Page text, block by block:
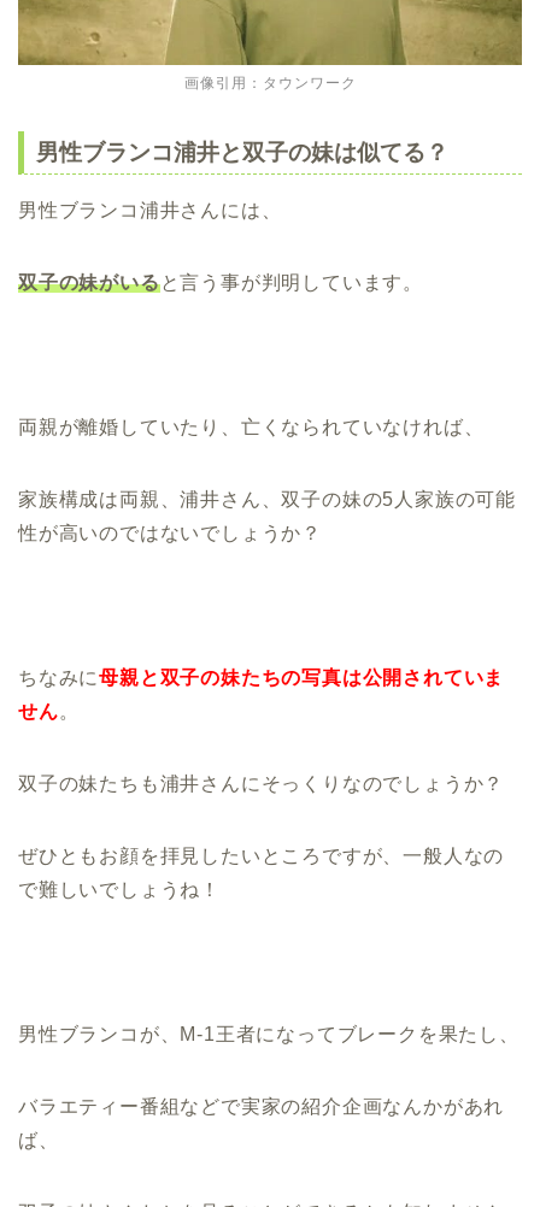
画像引用：タウンワーク
男性ブランコ浦井と双子の妹は似てる？
男性ブランコ浦井さんには、
双子の妹がいると言う事が判明しています。
両親が離婚していたり、亡くなられていなければ、
家族構成は両親、浦井さん、双子の妹の5人家族の可能
性が高いのではないでしょうか？
ちなみに母親と双子の妹たちの写真は公開されていま
せん。
双子の妹たちも浦井さんにそっくりなのでしょうか？
ぜひともお顔を拝見したいところですが、一般人なの
で難しいでしょうね！
男性ブランコが、M-1王者になってブレークを果たし、
バラエティー番組などで実家の紹介企画なんかがあれ
ば、